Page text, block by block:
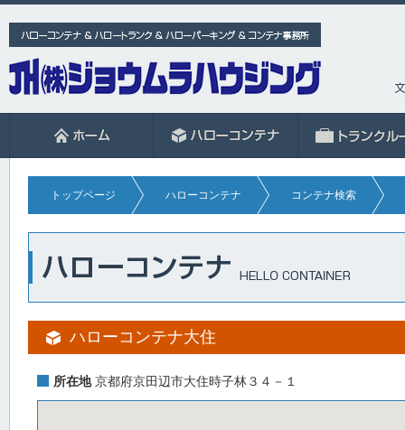
トップページ ハローコンテナ コンテナ検索
ハローコンテナ大住
所在地京都府京田辺市大住時子林３４－１